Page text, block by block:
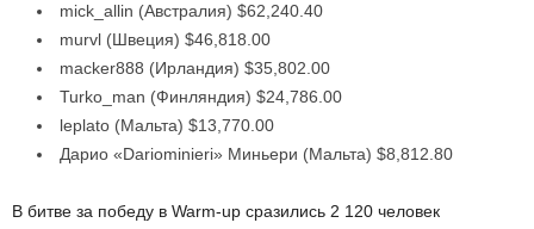
mick_allin (Австралия) $62,240.40
murvl (Швеция) $46,818.00
macker888 (Ирландия) $35,802.00
Turko_man (Финляндия) $24,786.00
leplato (Мальта) $13,770.00
Дарио «Dariominieri» Миньери (Мальта) $8,812.80
В битве за победу в Warm-up сразились 2 120 человек